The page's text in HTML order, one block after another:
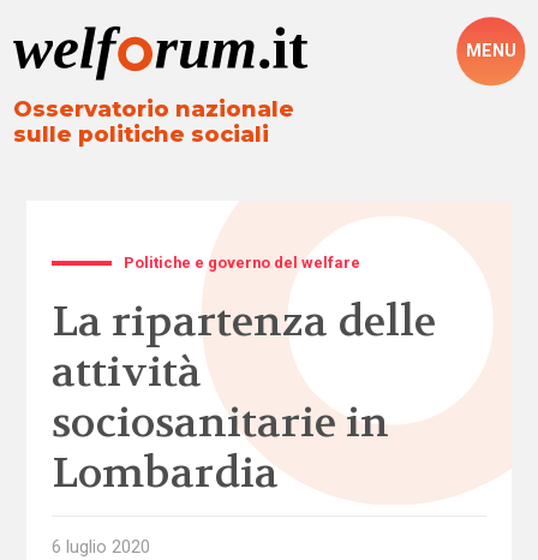
Osservatorio nazionale
sulle politiche sociali
MENU
Politiche e governo del welfare
La ripartenza delle
attività
sociosanitarie in
Lombardia
6 luglio 2020